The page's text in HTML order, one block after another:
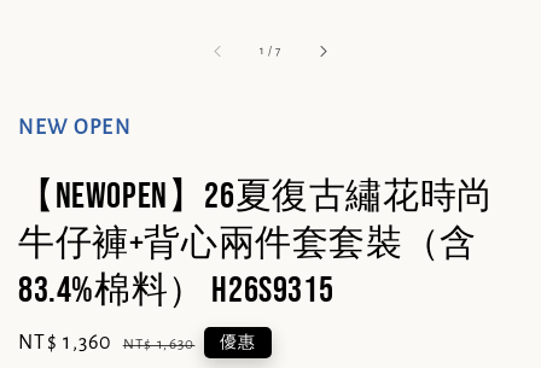
1 /7
NEW OPEN
【NEWOPEN】26夏復古繡花時尚
牛仔褲+背心兩件套套裝（含
83.4%棉料） H26S9315
Sale
NT$ 1,360 Regular
NT$ 1,630 優惠